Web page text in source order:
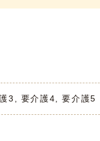
3, 要介護4, 要介護5